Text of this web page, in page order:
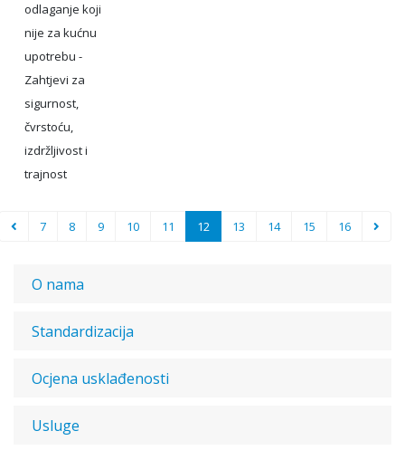
odlaganje koji
nije za kućnu
upotrebu -
Zahtjevi za
sigurnost,
čvrstoću,
izdržljivost i
trajnost
7 8 9 10 11 12 13 14 15 16
O nama
Standardizacija
Ocjena usklađenosti
Usluge